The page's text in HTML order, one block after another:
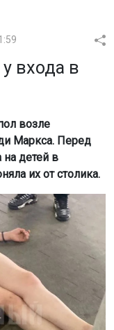
входа в
возле
Маркса. Перед
на детей в
их от столика.